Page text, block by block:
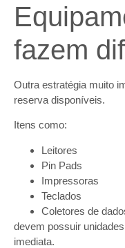
fazem
Outra estratégia muito
reserva disponíveis.
Itens como:
Leitores
Pin Pads
Impressoras
Teclados
Coletores de
devem possuir
imediata.